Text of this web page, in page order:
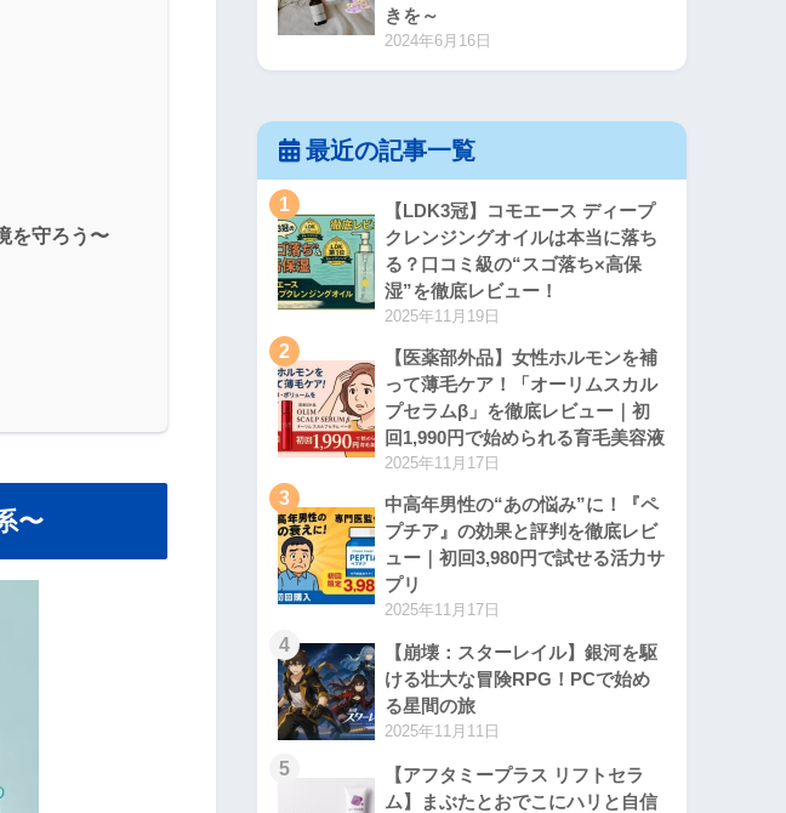
を守ろう〜
〜
きを～
2024年6月16日
最近の記事一覧
1
【LDK3冠】コモエース ディープ
クレンジングオイルは本当に落ち
る？口コミ級の“スゴ落ち×高保
湿”を徹底レビュー！
2025年11月19日
2
【医薬部外品】女性ホルモンを補
って薄毛ケア！「オーリムスカル
プセラムβ」を徹底レビュー｜初
回1,990円で始められる育毛美容液
2025年11月17日
3
中高年男性の“あの悩み”に！『ペ
プチア』の効果と評判を徹底レビ
ュー｜初回3,980円で試せる活力サ
プリ
2025年11月17日
4
【崩壊：スターレイル】銀河を駆
ける壮大な冒険RPG！PCで始め
る星間の旅
2025年11月11日
5
【アフタミープラス リフトセラ
ム】まぶたとおでこにハリと自信